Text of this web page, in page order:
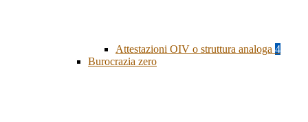
Attestazioni OIV o struttura analoga 4
Burocrazia zero